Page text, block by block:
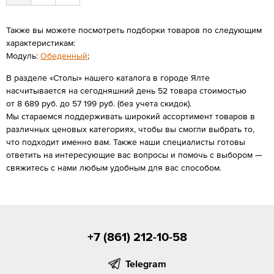
Также вы можете посмотреть подборки товаров по следующим
характеристикам:
Модуль: Обеденный;
В разделе «Столы» нашего каталога в городе Ялте
насчитывается на сегодняшний день 52 товара стоимостью
от 8 689 руб. до 57 199 руб. (без учета скидок).
Мы стараемся поддерживать широкий ассортимент товаров в
различных ценовых категориях, чтобы вы смогли выбрать то,
что подходит именно вам. Также наши специалисты готовы
ответить на интересующие вас вопросы и помочь с выбором —
свяжитесь с нами любым удобным для вас способом.
+7 (861) 212-10-58
Telegram